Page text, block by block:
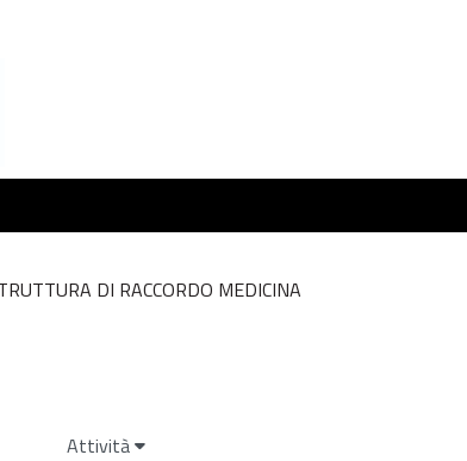
DI RACCORDO MEDICINA
Attività